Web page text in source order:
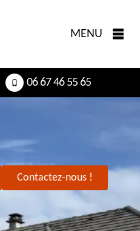
MENU
06 67 46 55 65
Contactez-nous !